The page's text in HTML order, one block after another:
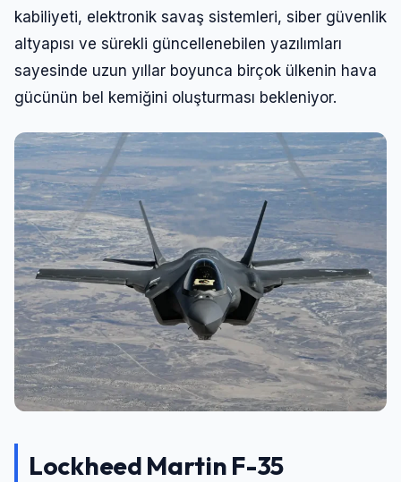
kabiliyeti, elektronik savaş sistemleri, siber güvenlik
altyapısı ve sürekli güncellenebilen yazılımları
sayesinde uzun yıllar boyunca birçok ülkenin hava
gücünün bel kemiğini oluşturması bekleniyor.
Lockheed Martin F-35